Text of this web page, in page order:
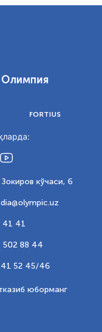
Олимпия
FORTIUS
кўчаси, 6
41 41
502 88 44
52 45/46
юборманг